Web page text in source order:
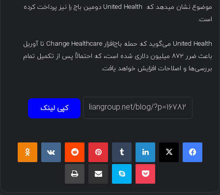
موضوع نشان میدهد که United Health دومین باج را نیز پرداخت کرده
است.
United Health می‌گوید که حمله باج‌افزار Change Healthcare تا آوریل
باعث ضرر ۸۷۲ میلیون دلاری شده است، که احتمالاً پس از تکمیل تمام
بررسی‌ها و اصلاحات افزایش خواهد یافت.
کپی لینک
فیسبوک ایکس لینکداین پینتریست
پاکت اسکایپ چاپ